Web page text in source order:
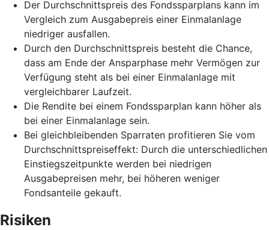
Der Durchschnittspreis des Fondssparplans kann im
Vergleich zum Ausgabepreis einer Einmalanlage
niedriger ausfallen.
Durch den Durchschnittspreis besteht die Chance,
dass am Ende der Ansparphase mehr Vermögen zur
Verfügung steht als bei einer Einmalanlage mit
vergleichbarer Laufzeit.
Die Rendite bei einem Fondssparplan kann höher als
bei einer Einmalanlage sein.
Bei gleichbleibenden Sparraten profitieren Sie vom
Durchschnittspreiseffekt: Durch die unterschiedlichen
Einstiegszeitpunkte werden bei niedrigen
Ausgabepreisen mehr, bei höheren weniger
Fondsanteile gekauft.
Risiken